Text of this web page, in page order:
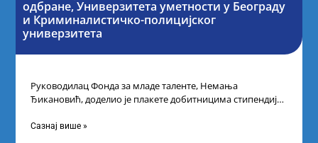
одбране, Универзитета уметности у Београду
и Криминалистичко-полицијског
универзитета
Руководилац Фонда за младе таленте, Немања
Ђикановић, доделио је плакете добитницима стипендије
технолошком парку
Сазнај више »